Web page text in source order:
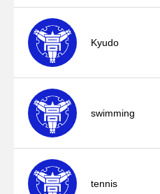
Kyudo
swimming
tennis